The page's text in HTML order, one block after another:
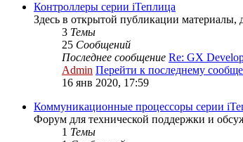
Контроллеры серии iТеплица
Здесь в открытой публикации
3 Темы
25 Сообщений
Последнее сообщение Re: GX
Admin Перейти к последнему
16 янв 2020, 17:59
Коммуникационные процессоры серии
Форум для технической поддержки и
1 Темы